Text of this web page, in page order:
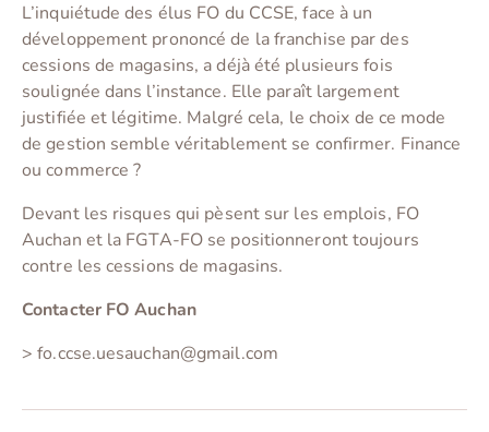
L’inquiétude des élus FO du CCSE, face à un
développement prononcé de la franchise par des
cessions de magasins, a déjà été plusieurs fois
soulignée dans l’instance. Elle paraît largement
justifiée et légitime. Malgré cela, le choix de ce mode
de gestion semble véritablement se confirmer. Finance
ou commerce ?
Devant les risques qui pèsent sur les emplois, FO
Auchan et la FGTA-FO se positionneront toujours
contre les cessions de magasins.
Contacter FO Auchan
> fo.ccse.uesauchan@gmail.com